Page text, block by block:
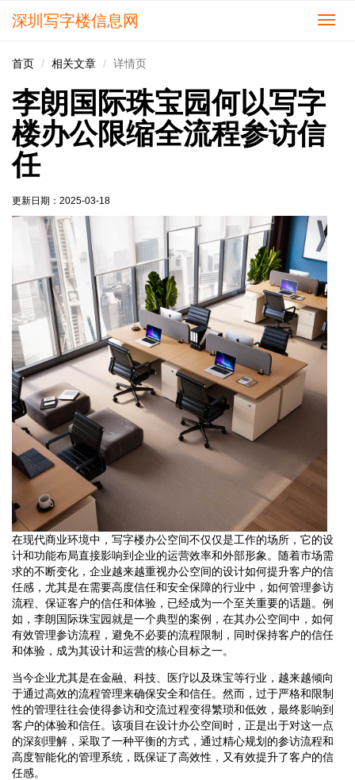
切
深圳写字楼信息网
首页 相关文章 详情页
李朗国际珠宝园何以写字
楼办公限缩全流程参访信
任
更新日期： 2025-03-18
在现代商业环境中，写字楼办公空间不仅仅是工作的场所，它的设
计和功能布局直接影响到企业的运营效率和外部形象。随着市场需
求的不断变化，企业越来越重视办公空间的设计如何提升客户的信
任感，尤其是在需要高度信任和安全保障的行业中，如何管理参访
流程、保证客户的信任和体验，已经成为一个至关重要的话题。例
如，李朗国际珠宝园就是一个典型的案例，在其办公空间中，如何
有效管理参访流程，避免不必要的流程限制，同时保持客户的信任
和体验，成为其设计和运营的核心目标之一。
当今企业尤其是在金融、科技、医疗以及珠宝等行业，越来越倾向
于通过高效的流程管理来确保安全和信任。然而，过于严格和限制
性的管理往往会使得参访和交流过程变得繁琐和低效，最终影响到
客户的体验和信任。该项目在设计办公空间时，正是出于对这一点
的深刻理解，采取了一种平衡的方式，通过精心规划的参访流程和
高度智能化的管理系统，既保证了高效性，又有效提升了客户的信
任感。